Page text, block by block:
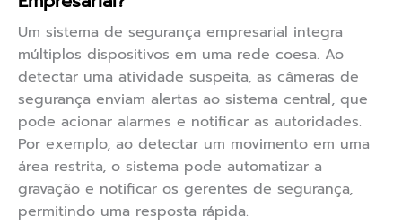
Um sistema de segurança empresarial integra
múltiplos dispositivos em uma rede coesa. Ao
detectar uma atividade suspeita, as câmeras de
segurança enviam alertas ao sistema central, que
pode acionar alarmes e notificar as autoridades.
Por exemplo, ao detectar um movimento em uma
área restrita, o sistema pode automatizar a
gravação e notificar os gerentes de segurança,
permitindo uma resposta rápida.